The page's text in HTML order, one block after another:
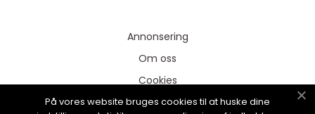
Annonsering
Om oss
Cookies
Kontakta oss
På vores website bruges cookies til at huske dine